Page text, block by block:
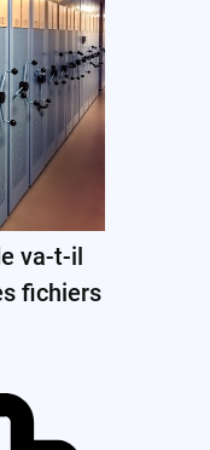
va-t-il
fichiers